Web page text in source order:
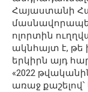
Հայաստանի
ոլորտին
ակնհայտ է, թե
երկիրն այդ
«2022
առաջ